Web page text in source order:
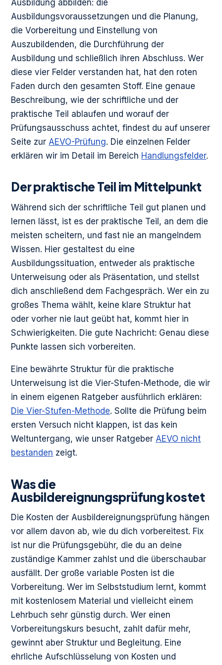
Ausbildung abbilden: die
Ausbildungsvoraussetzungen und die Planung,
die Vorbereitung und Einstellung von
Auszubildenden, die Durchführung der
Ausbildung und schließlich ihren Abschluss. Wer
diese vier Felder verstanden hat, hat den roten
Faden durch den gesamten Stoff. Eine genaue
Beschreibung, wie der schriftliche und der
praktische Teil ablaufen und worauf der
Prüfungsausschuss achtet, findest du auf unserer
Seite zur AEVO-Prüfung. Die einzelnen Felder
erklären wir im Detail im Bereich Handlungsfelder.
Der praktische Teil im Mittelpunkt
Während sich der schriftliche Teil gut planen und
lernen lässt, ist es der praktische Teil, an dem die
meisten scheitern, und fast nie an mangelndem
Wissen. Hier gestaltest du eine
Ausbildungssituation, entweder als praktische
Unterweisung oder als Präsentation, und stellst
dich anschließend dem Fachgespräch. Wer ein zu
großes Thema wählt, keine klare Struktur hat
oder vorher nie laut geübt hat, kommt hier in
Schwierigkeiten. Die gute Nachricht: Genau diese
Punkte lassen sich vorbereiten.
Eine bewährte Struktur für die praktische
Unterweisung ist die Vier-Stufen-Methode, die wir
in einem eigenen Ratgeber ausführlich erklären:
Die Vier-Stufen-Methode. Sollte die Prüfung beim
ersten Versuch nicht klappen, ist das kein
Weltuntergang, wie unser Ratgeber AEVO nicht
bestanden zeigt.
Was die
Ausbildereignungsprüfung kostet
Die Kosten der Ausbildereignungsprüfung hängen
vor allem davon ab, wie du dich vorbereitest. Fix
ist nur die Prüfungsgebühr, die du an deine
zuständige Kammer zahlst und die überschaubar
ausfällt. Der große variable Posten ist die
Vorbereitung. Wer im Selbststudium lernt, kommt
mit kostenlosem Material und vielleicht einem
Lehrbuch sehr günstig durch. Wer einen
Vorbereitungskurs besucht, zahlt dafür mehr,
gewinnt aber Struktur und Begleitung. Eine
ehrliche Aufschlüsselung von Kosten und